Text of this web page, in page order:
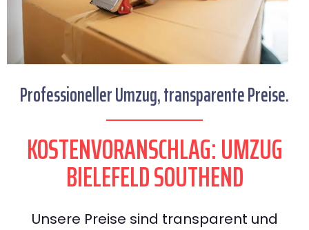
Professioneller Umzug, transparente Preise.
KOSTENVORANSCHLAG: UMZUG
BIELEFELD SOUTHEND
Unsere Preise sind transparent und